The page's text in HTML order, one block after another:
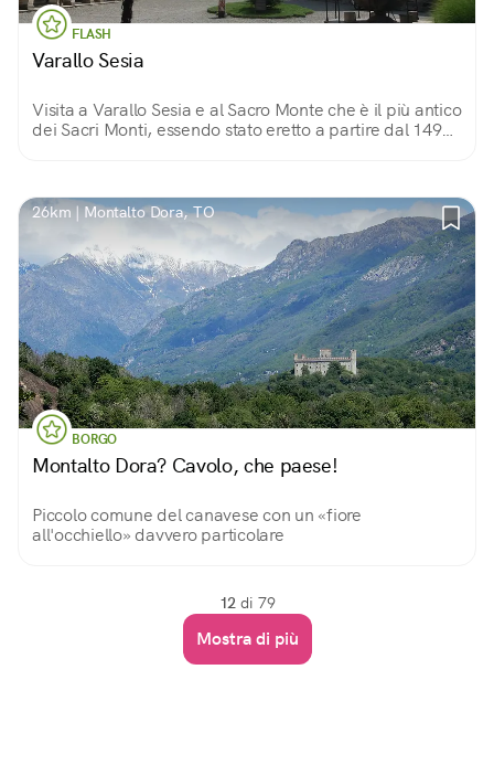
FLASH
Varallo Sesia
Visita a Varallo Sesia e al Sacro Monte che è il più antico
dei Sacri Monti, essendo stato eretto a partire dal 1491
26km | Montalto Dora, TO
BORGO
Montalto Dora? Cavolo, che paese!
Piccolo comune del canavese con un «fiore
all'occhiello» davvero particolare
12 di 79
Mostra di più